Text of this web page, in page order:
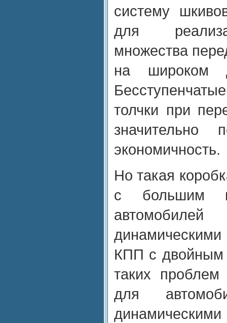
систему
для
множества
на широком
толчки при
значительно
экономичность.
Но такая
с большим
КПП с двойным
таких
для